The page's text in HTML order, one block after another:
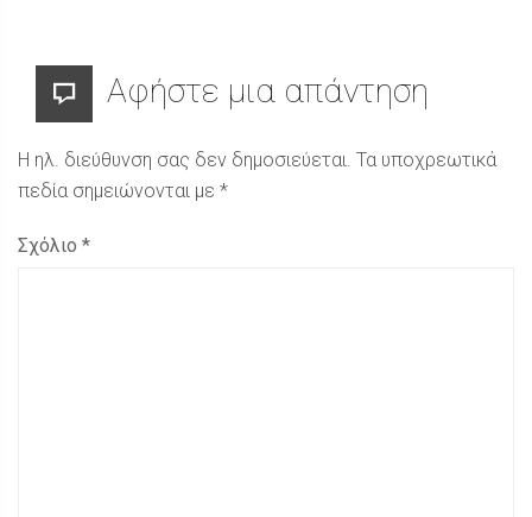
Αφήστε μια απάντηση
Η ηλ. διεύθυνση σας δεν δημοσιεύεται. Τα υποχρεωτικά
πεδία σημειώνονται με *
Σχόλιο *